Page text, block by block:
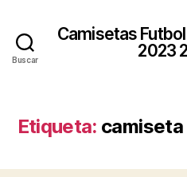
Buscar
Camisetas
2023
Etiqueta: